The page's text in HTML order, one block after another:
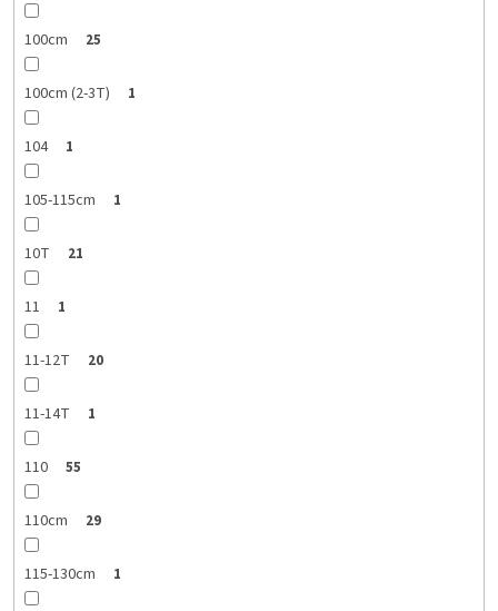
100cm 25
100cm (2-3T) 1
104 1
105-115cm 1
10T 21
11 1
11-12T 20
11-14T 1
110 55
110cm 29
115-130cm 1